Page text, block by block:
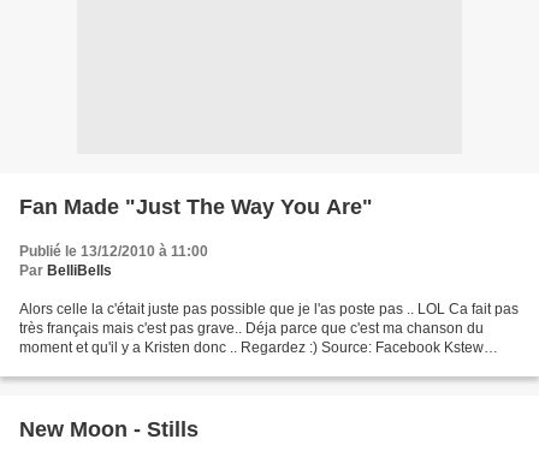
Fan Made "Just The Way You Are"
Publié le 13/12/2010 à 11:00
Par BelliBells
Alors celle la c'était juste pas possible que je l'as poste pas .. LOL Ca fait pas
très français mais c'est pas grave.. Déja parce que c'est ma chanson du
moment et qu'il y a Kristen donc .. Regardez :) Source: Facebook Kstew
New Moon - Stills